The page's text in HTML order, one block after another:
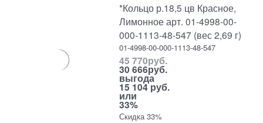
*Кольцо р.18,5 цв Красное,
Лимонное арт. 01-4998-00-
000-1113-48-547 (вес 2,69 г)
01-4998-00-000-1113-48-547
45 770руб.
30 666руб.
выгода
15 104 руб.
или
33%
Скидка 33%